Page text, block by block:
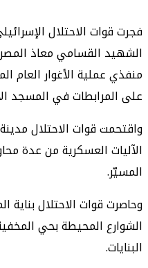
فجرت قوات الاحتلال
الشهيد القسامي معاذ
منفذي عملية الأغوار العام
على المرابطات في المسجد
واقتحمت قوات الاحتلال
الآليات العسكرية من عدة
المسيّر.
وحاصرت قوات الاحتلال
الشوارع المحيطة بحي
البنايات.